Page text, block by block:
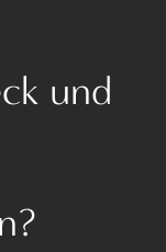
und